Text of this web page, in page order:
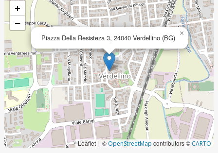
Piazza Della Resisteza 3, 24040 Verdellino (BG) ×
+
−
Leaflet | © OpenStreetMap contributors © CARTO